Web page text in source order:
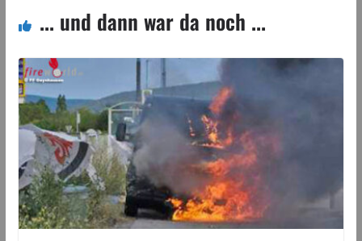
... und dann war da noch ...